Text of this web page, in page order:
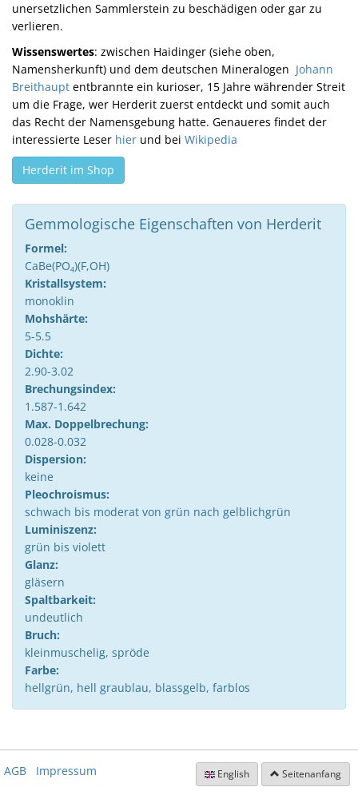
unersetzlichen Sammlerstein zu beschädigen oder gar zu
verlieren.
Wissenswertes: zwischen Haidinger (siehe oben,
Namensherkunft) und dem deutschen Mineralogen Johann
Breithaupt entbrannte ein kurioser, 15 Jahre währender Streit
um die Frage, wer Herderit zuerst entdeckt und somit auch
das Recht der Namensgebung hatte. Genaueres findet der
interessierte Leser hier und bei Wikipedia
Herderit im Shop
Gemmologische Eigenschaften von Herderit
Formel:
CaBe(PO4)(F,OH)
Kristallsystem:
monoklin
Mohshärte:
5-5.5
Dichte:
2.90-3.02
Brechungsindex:
1.587-1.642
Max. Doppelbrechung:
0.028-0.032
Dispersion:
keine
Pleochroismus:
schwach bis moderat von grün nach gelblichgrün
Luminiszenz:
grün bis violett
Glanz:
gläsern
Spaltbarkeit:
undeutlich
Bruch:
kleinmuschelig, spröde
Farbe:
hellgrün, hell graublau, blassgelb, farblos
AGB Impressum English Seitenanfang